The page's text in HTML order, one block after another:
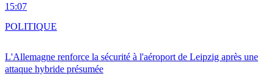
15:07
L'Allemagne renforce la sécurité à l'aéroport de Leipzig après une
attaque hybride présumée
POLITIQUE